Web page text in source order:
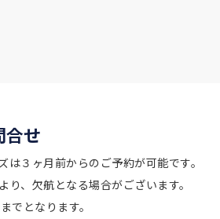
合せ
は３ヶ月前からのご予約が可能です。
り、欠航となる場合がございます。
でとなります。